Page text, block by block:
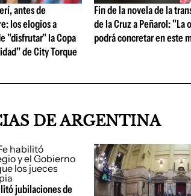
antes de
los elogios a
"disfrutar" la Copa
de City Torque
Fin de la novela de la
de la Cruz a Peñarol: "La
podrá concretar en este
DE ARGENTINA
jubilaciones de